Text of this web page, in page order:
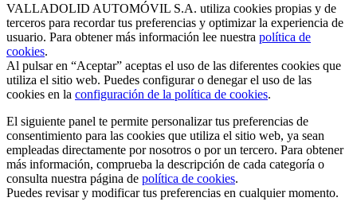
VALLADOLID AUTOMÓVIL S.A. utiliza cookies propias y de
terceros para recordar tus preferencias y optimizar la experiencia de
usuario. Para obtener más información lee nuestra política de
cookies.
Al pulsar en “Aceptar” aceptas el uso de las diferentes cookies que
utiliza el sitio web. Puedes configurar o denegar el uso de las
cookies en la configuración de la política de cookies.
El siguiente panel te permite personalizar tus preferencias de
consentimiento para las cookies que utiliza el sitio web, ya sean
empleadas directamente por nosotros o por un tercero. Para obtener
más información, comprueba la descripción de cada categoría o
consulta nuestra página de política de cookies.
Puedes revisar y modificar tus preferencias en cualquier momento.